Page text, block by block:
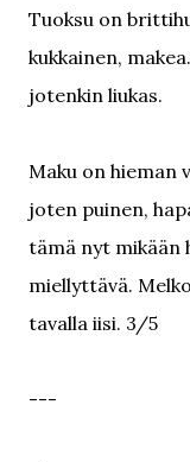
Tuoksu on
kukkainen,
jotenkin liukas.
Maku on hieman
joten puinen,
tämä nyt mikään
miellyttävä.
tavalla iisi. 3/5
---